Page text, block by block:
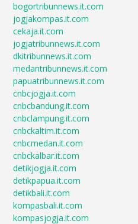
bogortribunnews.it.com
jogjakompas.it.com
cekaja.it.com
jogjatribunnews.it.com
dkitribunnews.it.com
medantribunnews.it.com
papuatribunnews.it.com
cnbcjogja.it.com
cnbcbandung.it.com
cnbclampung.it.com
cnbckaltim.it.com
cnbcmedan.it.com
cnbckalbar.it.com
detikjogja.it.com
detikpapua.it.com
detikbali.it.com
kompasbali.it.com
kompasjogja.it.com